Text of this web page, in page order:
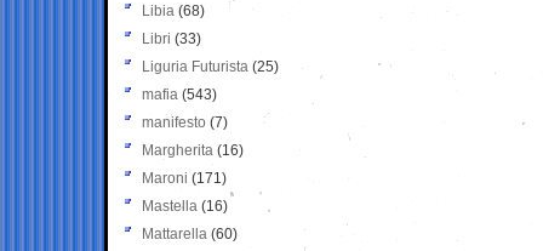
Libia (68)
Libri (33)
Liguria Futurista (25)
mafia (543)
manifesto (7)
Margherita (16)
Maroni (171)
Mastella (16)
Mattarella (60)